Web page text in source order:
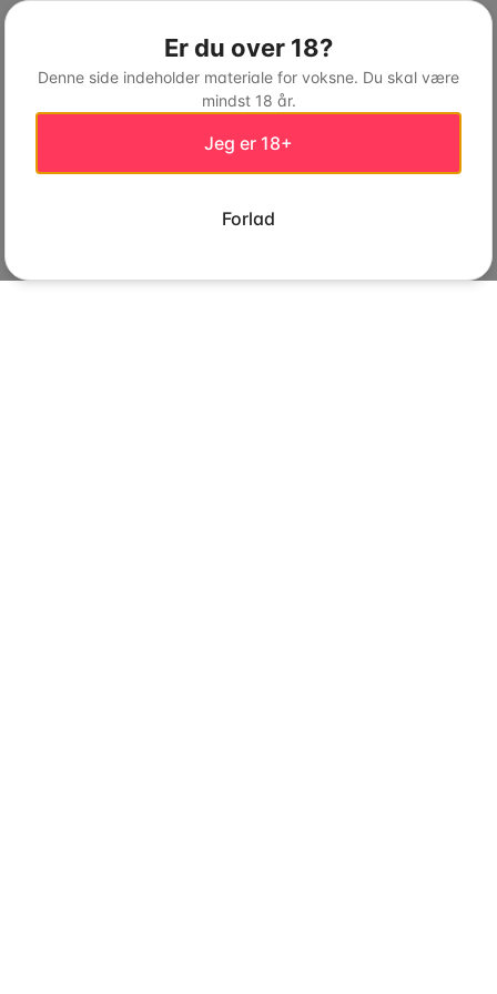
Er du over 18?
Denne side indeholder materiale for voksne. Du skal være
mindst 18 år.
Jeg er 18+
Forlad